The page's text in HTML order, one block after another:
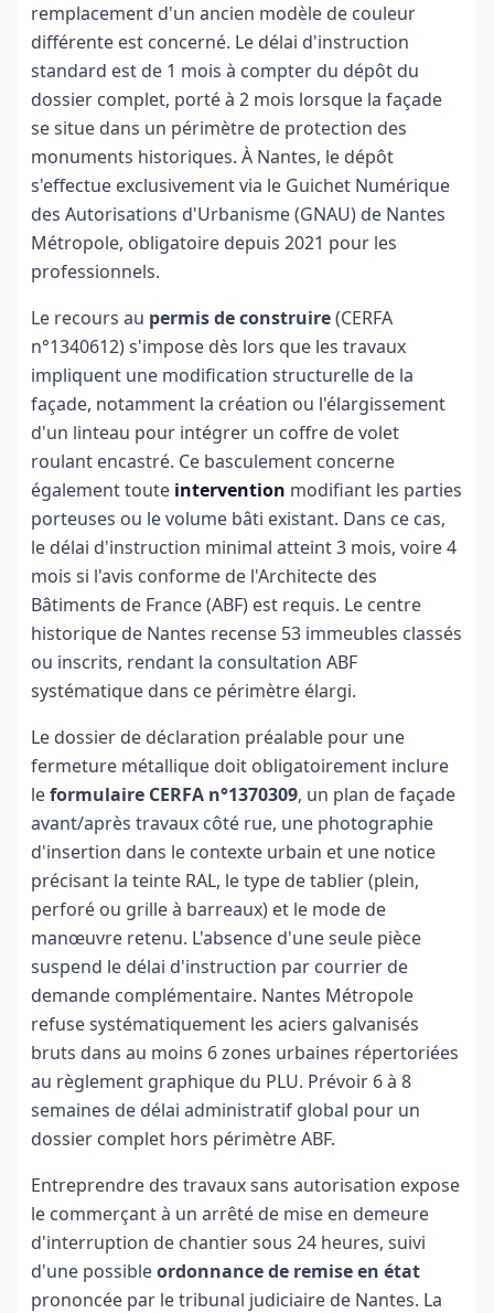
remplacement d'un ancien modèle de couleur
différente est concerné. Le délai d'instruction
standard est de 1 mois à compter du dépôt du
dossier complet, porté à 2 mois lorsque la façade
se situe dans un périmètre de protection des
monuments historiques. À Nantes, le dépôt
s'effectue exclusivement via le Guichet Numérique
des Autorisations d'Urbanisme (GNAU) de Nantes
Métropole, obligatoire depuis 2021 pour les
professionnels.
Le recours au permis de construire(CERFA
n°1340612) s'impose dès lors que les travaux
impliquent une modification structurelle de la
façade, notamment la création ou l'élargissement
d'un linteau pour intégrer un coffre de volet
roulant encastré. Ce basculement concerne
également toute intervention modifiant les parties
porteuses ou le volume bâti existant. Dans ce cas,
le délai d'instruction minimal atteint 3 mois, voire 4
mois si l'avis conforme de l'Architecte des
Bâtiments de France (ABF) est requis. Le centre
historique de Nantes recense 53 immeubles classés
ou inscrits, rendant la consultation ABF
systématique dans ce périmètre élargi.
Le dossier de déclaration préalable pour une
fermeture métallique doit obligatoirement inclure
leformulaire CERFA n°1370309, un plan de façade
avant/après travaux côté rue, une photographie
d'insertion dans le contexte urbain et une notice
précisant la teinte RAL, le type de tablier (plein,
perforé ou grille à barreaux) et le mode de
manœuvre retenu. L'absence d'une seule pièce
suspend le délai d'instruction par courrier de
demande complémentaire. Nantes Métropole
refuse systématiquement les aciers galvanisés
bruts dans au moins 6 zones urbaines répertoriées
au règlement graphique du PLU. Prévoir 6 à 8
semaines de délai administratif global pour un
dossier complet hors périmètre ABF.
Entreprendre des travaux sans autorisation expose
le commerçant à un arrêté de mise en demeure
d'interruption de chantier sous 24 heures, suivi
d'une possibleordonnance de remise en état
prononcée par le tribunal judiciaire de Nantes. La